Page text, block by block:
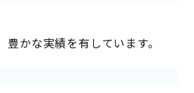
かな実績を有しています。